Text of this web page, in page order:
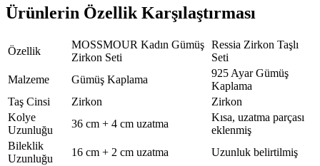
Ürünlerin Özellik Karşılaştırması
Özellik
MOSSMOUR Kadın Gümüş
Zirkon Seti
Ressia Zirkon Taşlı
Seti
Malzeme
Gümüş Kaplama
925 Ayar Gümüş
Kaplama
Taş Cinsi
Zirkon
Zirkon
Kolye
Uzunluğu
36 cm + 4 cm uzatma
Kısa, uzatma parçası
eklenmiş
Bileklik
Uzunluğu
16 cm + 2 cm uzatma
Uzunluk belirtilmiş